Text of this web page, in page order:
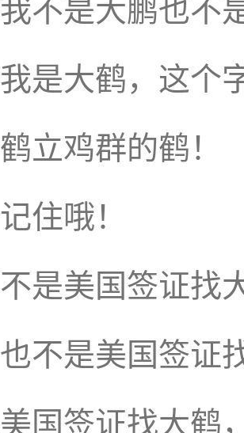
我不是大鹏也不
我是大鹤，这个
鹤立鸡群的鹤！
记住哦！
不是美国签证找
也不是美国签证
美国签证找大鹤